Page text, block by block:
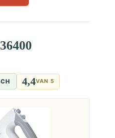
4,4VAN 5